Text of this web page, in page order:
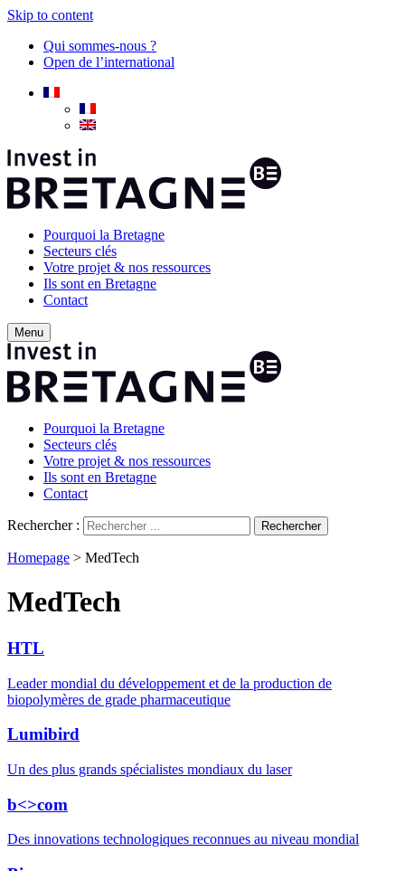
Skip to content
Qui sommes-nous ?
Open de l’international
Pourquoi la Bretagne
Secteurs clés
Votre projet & nos ressources
Ils sont en Bretagne
Contact
Menu
Pourquoi la Bretagne
Secteurs clés
Votre projet & nos ressources
Ils sont en Bretagne
Contact
Rechercher :
Homepage > MedTech
MedTech
HTL
Leader mondial du développement et de la production de
biopolymères de grade pharmaceutique
Lumibird
Un des plus grands spécialistes mondiaux du laser
b<>com
Des innovations technologiques reconnues au niveau mondial